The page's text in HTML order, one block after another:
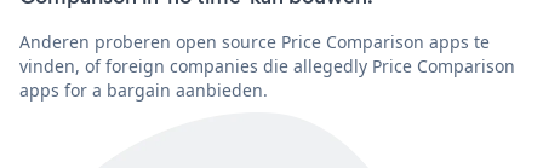
Anderen proberen open source Price Comparison apps te
vinden, of foreign companies die allegedly Price Comparison
apps for a bargain aanbieden.